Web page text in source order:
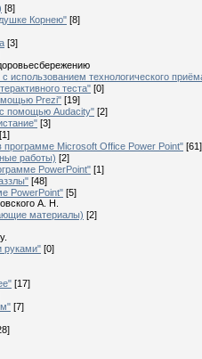
[8]
Корнею" [8]
[3]
использованием технологического
теста" [0]
Prezi" [19]
с помощью Audacity" [2]
[3]
[1]
программе Microsoft Office Power Point" [61]
работы) [2]
PowerPoint" [1]
[48]
PowerPoint" [5]
А. Н.
материалы) [2]
руками" [0]
[17]
[7]